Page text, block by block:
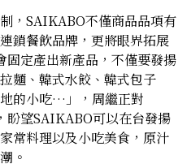
，SAIKABO不僅商品品項有
鎖餐飲品牌，更將眼界拓展
定產出新產品，不僅要發揚
麵、韓式水餃、韓式包子
的小吃…」，周繼正對
盼望SAIKABO可以在台發揚
常料理以及小吃美食，原汁
。